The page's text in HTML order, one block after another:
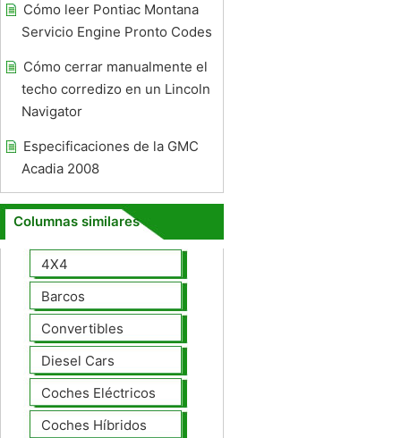
Cómo leer Pontiac Montana
Servicio Engine Pronto Codes
Cómo cerrar manualmente el
techo corredizo en un Lincoln
Navigator
Especificaciones de la GMC
Acadia 2008
Columnas similares
4X4
Barcos
Convertibles
Diesel Cars
Coches Eléctricos
Coches Híbridos